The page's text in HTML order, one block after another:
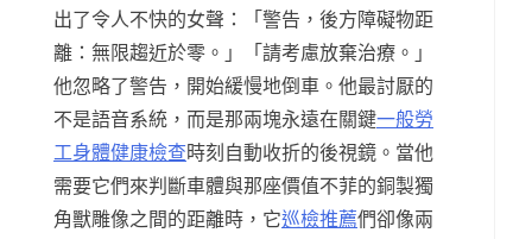
出了令人不快的女聲：「警告，後方障礙物距
離：無限趨近於零。」「請考慮放棄治療。」
他忽略了警告，開始緩慢地倒車。他最討厭的
不是語音系統，而是那兩塊永遠在關鍵一般勞
工身體健康檢查時刻自動收折的後視鏡。當他
需要它們來判斷車體與那座價值不菲的銅製獨
角獸雕像之間的距離時，它巡檢推薦們卻像兩